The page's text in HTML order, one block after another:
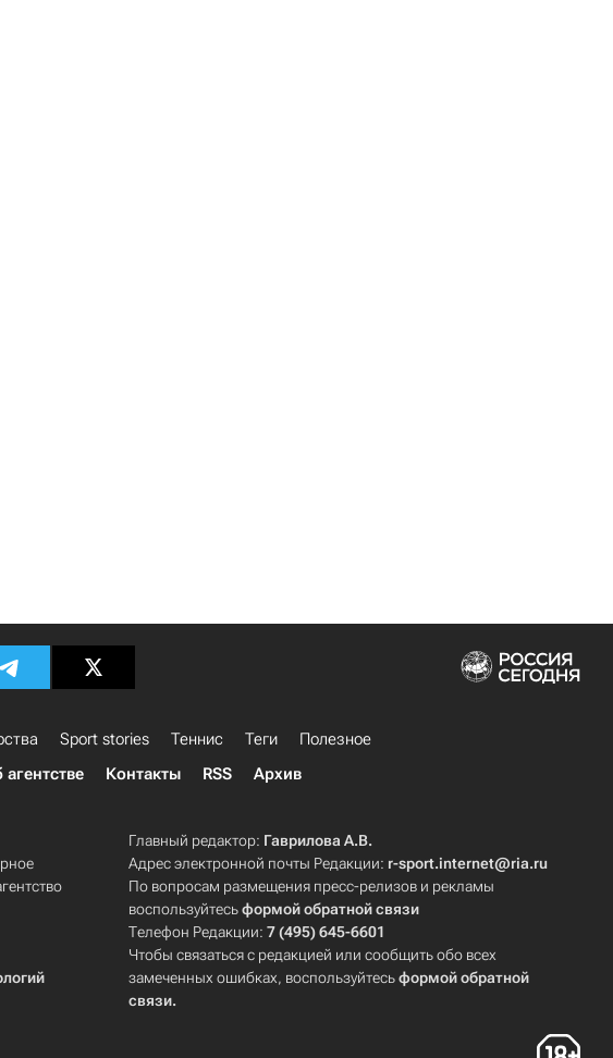
Sport stories Теннис Теги
Полезное
агентстве Контакты RSS Архив
Главный редактор: Гаврилова А.В.
Адрес электронной почты Редакции: r-sport.internet@ria.ru
По вопросам размещения пресс-релизов и рекламы
воспользуйтесьформой обратной связи
Телефон Редакции:7 (495) 645-6601
Чтобы связаться с редакцией или сообщить обо всех
замеченных ошибках, воспользуйтесьформой обратной
связи.